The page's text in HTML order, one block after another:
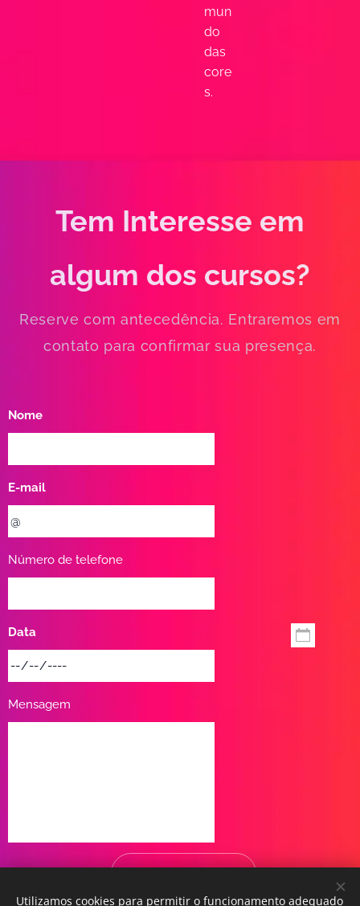
mun
do
das
core
s.
Tem Interesse em
algum dos cursos?
Reserve com antecedência. Entraremos em
contato para confirmar sua presença.
Nome
E-mail
Número de telefone
Data
Mensagem
Utilizamos cookies para permitir o funcionamento adequado